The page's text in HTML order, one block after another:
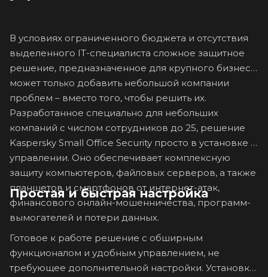
В условиях ограниченного бюджета и отсутствия
выделенного IT-специалиста сложное защитное
решение, предназначенное для крупного бизнеса,
может только добавить небольшой компании
проблем – вместо того, чтобы решить их.
Разработанное специально для небольших
компаний с числом сотрудников до 25, решение
Kaspersky Small Office Security просто в установке и
управлении. Оно обеспечивает комплексную
защиту компьютеров, файловых серверов, а также
планшетов и смартфонов от интернет-атак,
финансового онлайн-мошенничества, программ-
вымогателей и потери данных.
Простая и быстрая настройка
Готовое к работе решение с обширным
функционалом и удобным управлением, не
требующее дополнительной настройки. Установка